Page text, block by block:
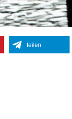
teilen